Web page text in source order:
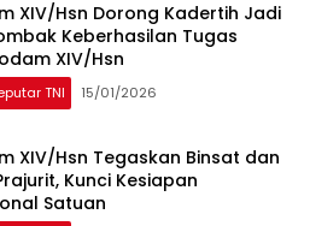
XIV/Hsn Dorong Kadertih Jadi
Keberhasilan Tugas
XIV/Hsn
TNI 15/01/2026
XIV/Hsn Tegaskan Binsat dan
Kunci Kesiapan
Satuan